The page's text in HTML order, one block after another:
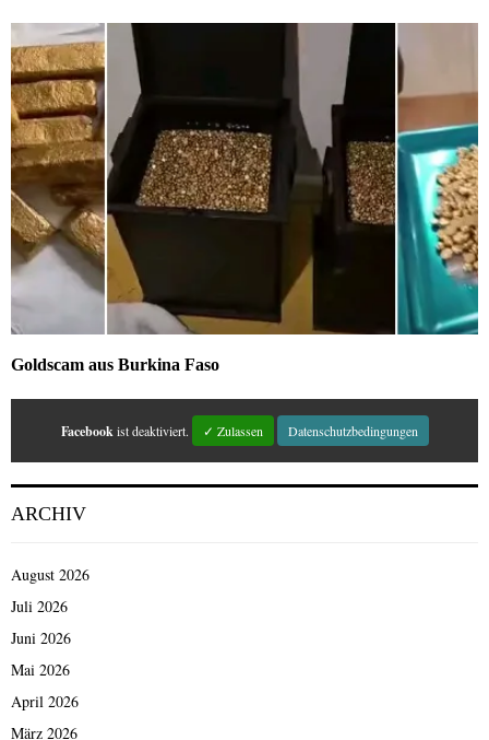
Goldscam aus Burkina Faso
Facebook ist deaktiviert. ✓ Zulassen Datenschutzbedingungen
ARCHIV
August 2026
Juli 2026
Juni 2026
Mai 2026
April 2026
März 2026